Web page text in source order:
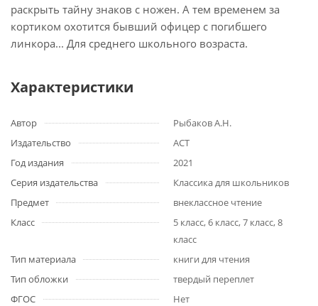
раскрыть тайну знаков с ножен. А тем временем за
кортиком охотится бывший офицер с погибшего
линкора... Для среднего школьного возраста.
Характеристики
Автор
Рыбаков А.Н.
Издательство
АСТ
Год издания
2021
Серия издательства
Классика для школьников
Предмет
внеклассное чтение
Класс
5 класс, 6 класс, 7 класс, 8
класс
Тип материала
книги для чтения
Тип обложки
твердый переплет
ФГОС
Нет